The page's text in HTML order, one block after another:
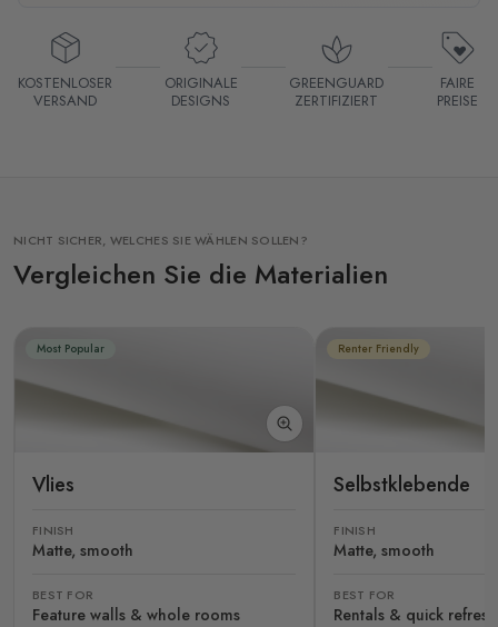
KOSTENLOSER
VERSAND
ORIGINALE
DESIGNS
GREENGUARD
ZERTIFIZIERT
FAIRE
PREISE
NICHT SICHER, WELCHES SIE WÄHLEN SOLLEN?
Vergleichen Sie die Materialien
Most Popular
Vlies
FINISH
Matte, smooth
BEST FOR
Feature walls & whole rooms
Renter Friendly
Selbstklebende
FINISH
Matte, smooth
BEST FOR
Rentals & quick